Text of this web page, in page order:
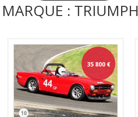
MARQUE : TRIUMPH
35 800€
10